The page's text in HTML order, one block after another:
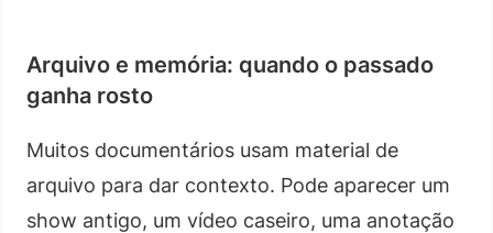
Arquivo e memória: quando o passado
ganha rosto
Muitos documentários usam material de
arquivo para dar contexto. Pode aparecer um
show antigo, um vídeo caseiro, uma anotação